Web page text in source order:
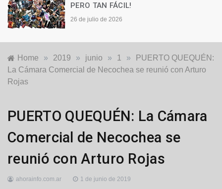
PERO TAN FÁCIL!
26 de julio de 2026
Home » 2019 » junio » 1 »
PUERTO QUEQUÉN:
La Cámara Comercial de Necochea se reunió con Arturo
Rojas
Generales ,
Locales ,
Puerto
Quequén
PUERTO QUEQUÉN: La Cámara
Comercial de Necochea se
reunió con Arturo Rojas
ahorainfo.com.ar 1 de junio de 2019